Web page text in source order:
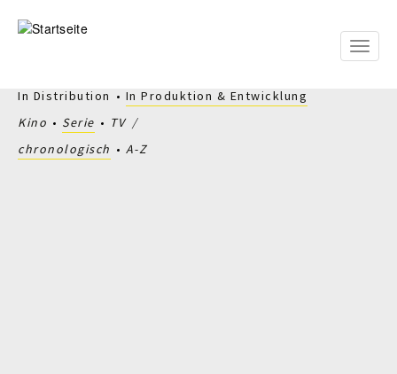
zum
Toggle
In Distribution
In Produktion & Entwicklung
Kino
Serie
TV
chronologisch
A-Z